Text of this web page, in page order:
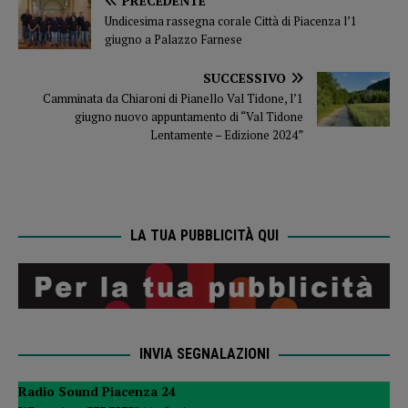
Undicesima rassegna corale Città di Piacenza l’1
giugno a Palazzo Farnese
SUCCESSIVO
Camminata da Chiaroni di Pianello Val Tidone, l’1
giugno nuovo appuntamento di “Val Tidone
Lentamente – Edizione 2024”
LA TUA PUBBLICITÀ QUI
INVIA SEGNALAZIONI
Radio Sound Piacenza 24